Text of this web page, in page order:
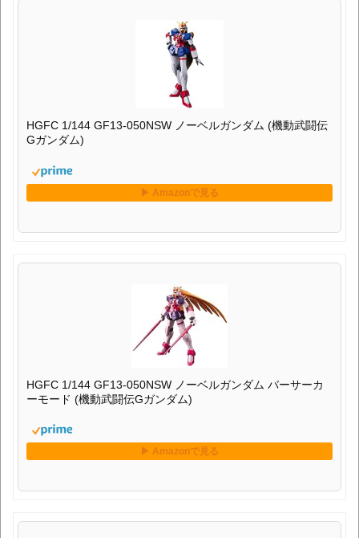
HGFC 1/144 GF13-050NSW ノーベルガンダム (機動武闘伝
Gガンダム)
HGFC 1/144 GF13-050NSW ノーベルガンダム バーサーカ
ーモード (機動武闘伝Gガンダム)